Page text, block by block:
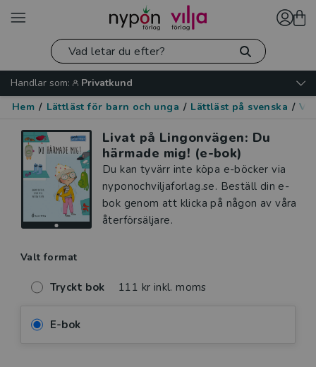
Handlar som:
Privatkund
Hem / Lättläst för barn och unga / Lättläst på svenska /
Livat på Lingonvägen: Du
härmade mig! (e-bok)
Du kan tyvärr inte köpa e-böcker via
nyponochviljaforlag.se. Beställ din e-
bok genom att klicka på någon av våra
återförsäljare.
Valt format
Tryckt bok 111 kr inkl. moms
E-bok